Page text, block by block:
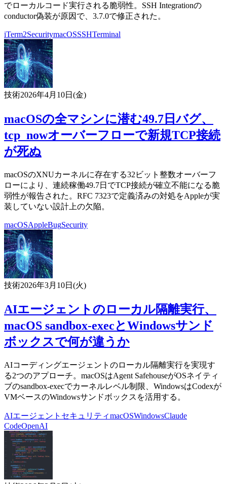
でローカルコード実行される脆弱性。SSH Integrationの
conductor偽装が原因で、3.7.0で修正された。
iTerm2SecuritymacOSSSHTerminal
技術2026年4月10日(金)
macOSの全マシンに潜む49.7日バグ、
tcp_nowオーバーフローで新規TCP接続
が死ぬ
macOSのXNUカーネルに存在する32ビット整数オーバーフ
ローにより、連続稼働49.7日でTCP接続が確立不能になる脆
弱性が報告された。RFC 7323で定義済みの対処をAppleが実
装していない設計上の欠陥。
macOSAppleBugSecurity
技術2026年3月10日(火)
AIエージェントのローカル隔離実行、
macOS sandbox-execとWindowsサンド
ボックスで何が違うか
AIコーディングエージェントのローカル隔離実行を実現す
る2つのアプローチ。macOSはAgent SafehouseがOSネイティ
ブのsandbox-execでカーネルレベル制限、WindowsはCodexが
VMベースのWindowsサンドボックスを活用する。
AIエージェント セキュリティmacOSWindowsClaude
CodeOpenAI